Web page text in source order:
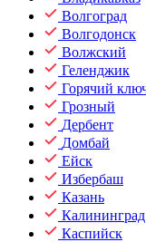
Волгоград
Волгодонск
Волжский
Геленджик
Горячий
Грозный
Дербент
Домбай
Ейск
Избербаш
Казань
Калининград
Каспийск